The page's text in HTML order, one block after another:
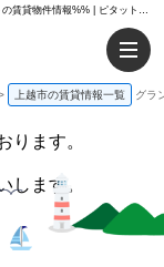
グランメゾンＳＳ１（新潟県上越市石橋・春日山駅）2LDK賃貸アパートの賃貸物件情報%% | ピタットハウス上越店
上越市の賃貸情報一覧 グラ
ります。
します。